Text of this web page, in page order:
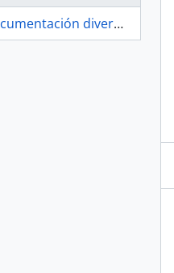
la casa que dejó a la Hermandad de los Dolores Don Vicente Cejudo